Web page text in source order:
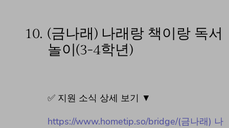
10. (금나래) 나래랑 책이랑 독서
놀이(3-4학년)
✅ 지원 소식 상세 보기 ▼
https://www.hometip.so/bridge/(금나래) 나